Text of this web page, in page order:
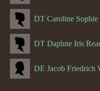
DT Daphne Iris